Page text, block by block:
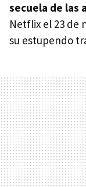
secuela de las
Netflix el 23 de
su estupendo